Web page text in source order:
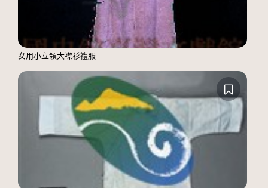
女用小立領大襟衫禮服